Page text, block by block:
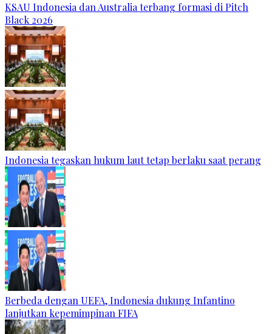
KSAU Indonesia dan Australia terbang formasi di Pitch
Black 2026
Indonesia tegaskan hukum laut tetap berlaku saat perang
Berbeda dengan UEFA, Indonesia dukung Infantino
lanjutkan kepemimpinan FIFA